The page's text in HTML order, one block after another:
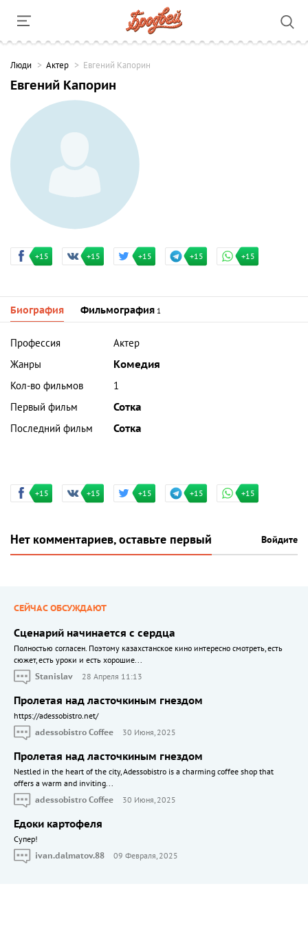
Люди Актер Евгений Капорин
Евгений Капорин
+15 +15 +15 +15 +15
Биография Фильмография 1
Профессия
Актер
Жанры
Комедия
Кол-во фильмов
1
Первый фильм
Сотка
Последний фильм
Сотка
+15 +15 +15 +15 +15
Нет комментариев, оставьте первый Войдите
СЕЙЧАС ОБСУЖДАЮТ
Сценарий начинается с сердца
Полностью согласен. Поэтому казахстанское кино интересно смотреть, есть
сюжет, есть уроки и есть хорошие...
Stanislav
28 Апреля 11:13
Пролетая над ласточкиным гнездом
https://adessobistro.net/
adessobistro Coffee
30 Июня, 2025
Пролетая над ласточкиным гнездом
Nestled in the heart of the city, Adessobistro is a charming coffee shop that
offers a warm and inviting...
adessobistro Coffee
30 Июня, 2025
Едоки картофеля
Cупер!
ivan.dalmatov.88
09 Февраля, 2025